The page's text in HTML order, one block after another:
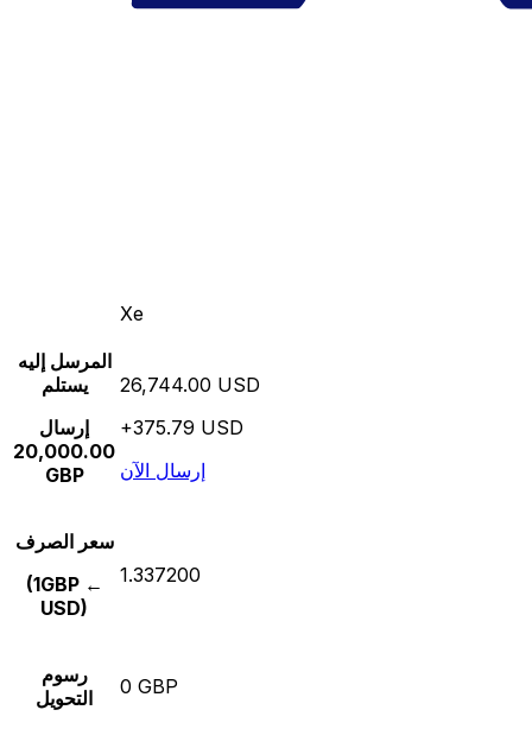
Xe
المرسل إليه
يستلم
إرسال
20,000.00
GBP
26,744.00 USD
+375.79 USD
إرسال الآن
سعر الصرف
(1GBP ←
USD)
1.337200
رسوم
التحويل
0 GBP